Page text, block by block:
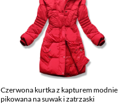
Czerwona kurtka z kapturem modnie
pikowana na suwak i zatrzaski